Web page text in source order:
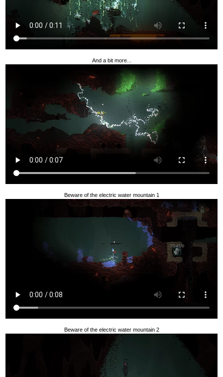
And a bit more...
Beware of the electric water mountain 1
Beware of the electric water mountain 2